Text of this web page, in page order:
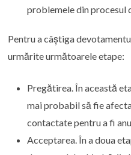
problemele din procesul
Pentru a câștiga
urmărite următoarele etape:
Pregătirea. În această
mai probabil să fie
contactate pentru a fi
Acceptarea. În a doua